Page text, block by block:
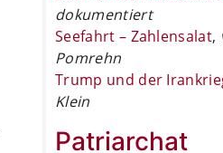
dokumentiert
Seefahrt – Zahlensalat,
Pomrehn
Trump und der
Klein
Patriarchat